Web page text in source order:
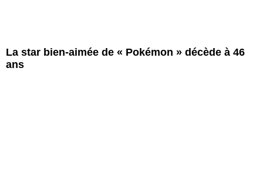
La star bien-aimée de « Pokémon » décède à 46
ans